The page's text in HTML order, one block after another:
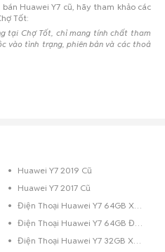
Huawei Y7 cũ, hãy tham khảo các
Tốt:
tại Chợ Tốt, chỉ mang tính chất tham
vào tình trạng, phiên bản và các thoả
Y7 cũ với nhiều khoảng giá giúp
Huawei Y7 2019 Cũ
Huawei Y7 2017 Cũ
Điện Thoại Huawei Y7 64GB Xám
Điện Thoại Huawei Y7 64GB Đen
Điện Thoại Huawei Y7 32GB Xám